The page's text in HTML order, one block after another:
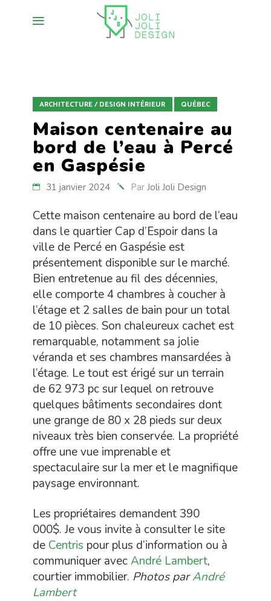
ARCHITECTURE / DESIGN INTÉRIEUR QUÉBEC
Maison centenaire au
bord de l’eau à Percé
en Gaspésie
31 janvier 2024 Par Joli Joli Design
Cette maison centenaire au bord de l’eau
dans le quartier Cap d’Espoir dans la
ville de Percé en Gaspésie est
présentement disponible sur le marché.
Bien entretenue au fil des décennies,
elle comporte 4 chambres à coucher à
l’étage et 2 salles de bain pour un total
de 10 pièces. Son chaleureux cachet est
remarquable, notamment sa jolie
véranda et ses chambres mansardées à
l’étage. Le tout est érigé sur un terrain
de 62 973 pc sur lequel on retrouve
quelques bâtiments secondaires dont
une grange de 80 x 28 pieds sur deux
niveaux très bien conservée. La propriété
offre une vue imprenable et
spectaculaire sur la mer et le magnifique
paysage environnant.
Les propriétaires demandent 390
000$. Je vous invite à consulter le site
de Centris pour plus d’information ou à
communiquer avecAndré Lambert,
courtier immobilier. Photos parAndré
Lambert